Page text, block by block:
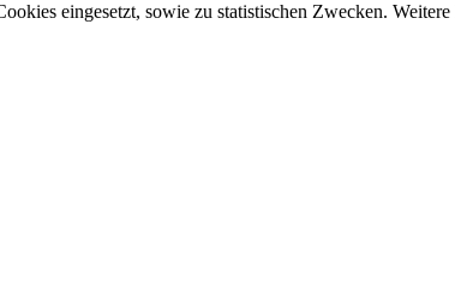
eingesetzt, sowie zu statistischen Zwecken.